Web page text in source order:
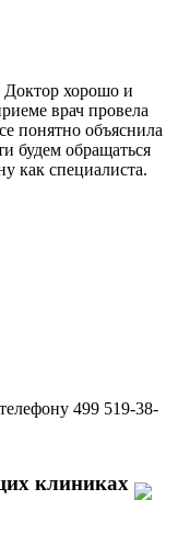
Доктор хорошо и
врач провела
понятно объяснила
будем обращаться
как специалиста.
499 519-38-
клиниках